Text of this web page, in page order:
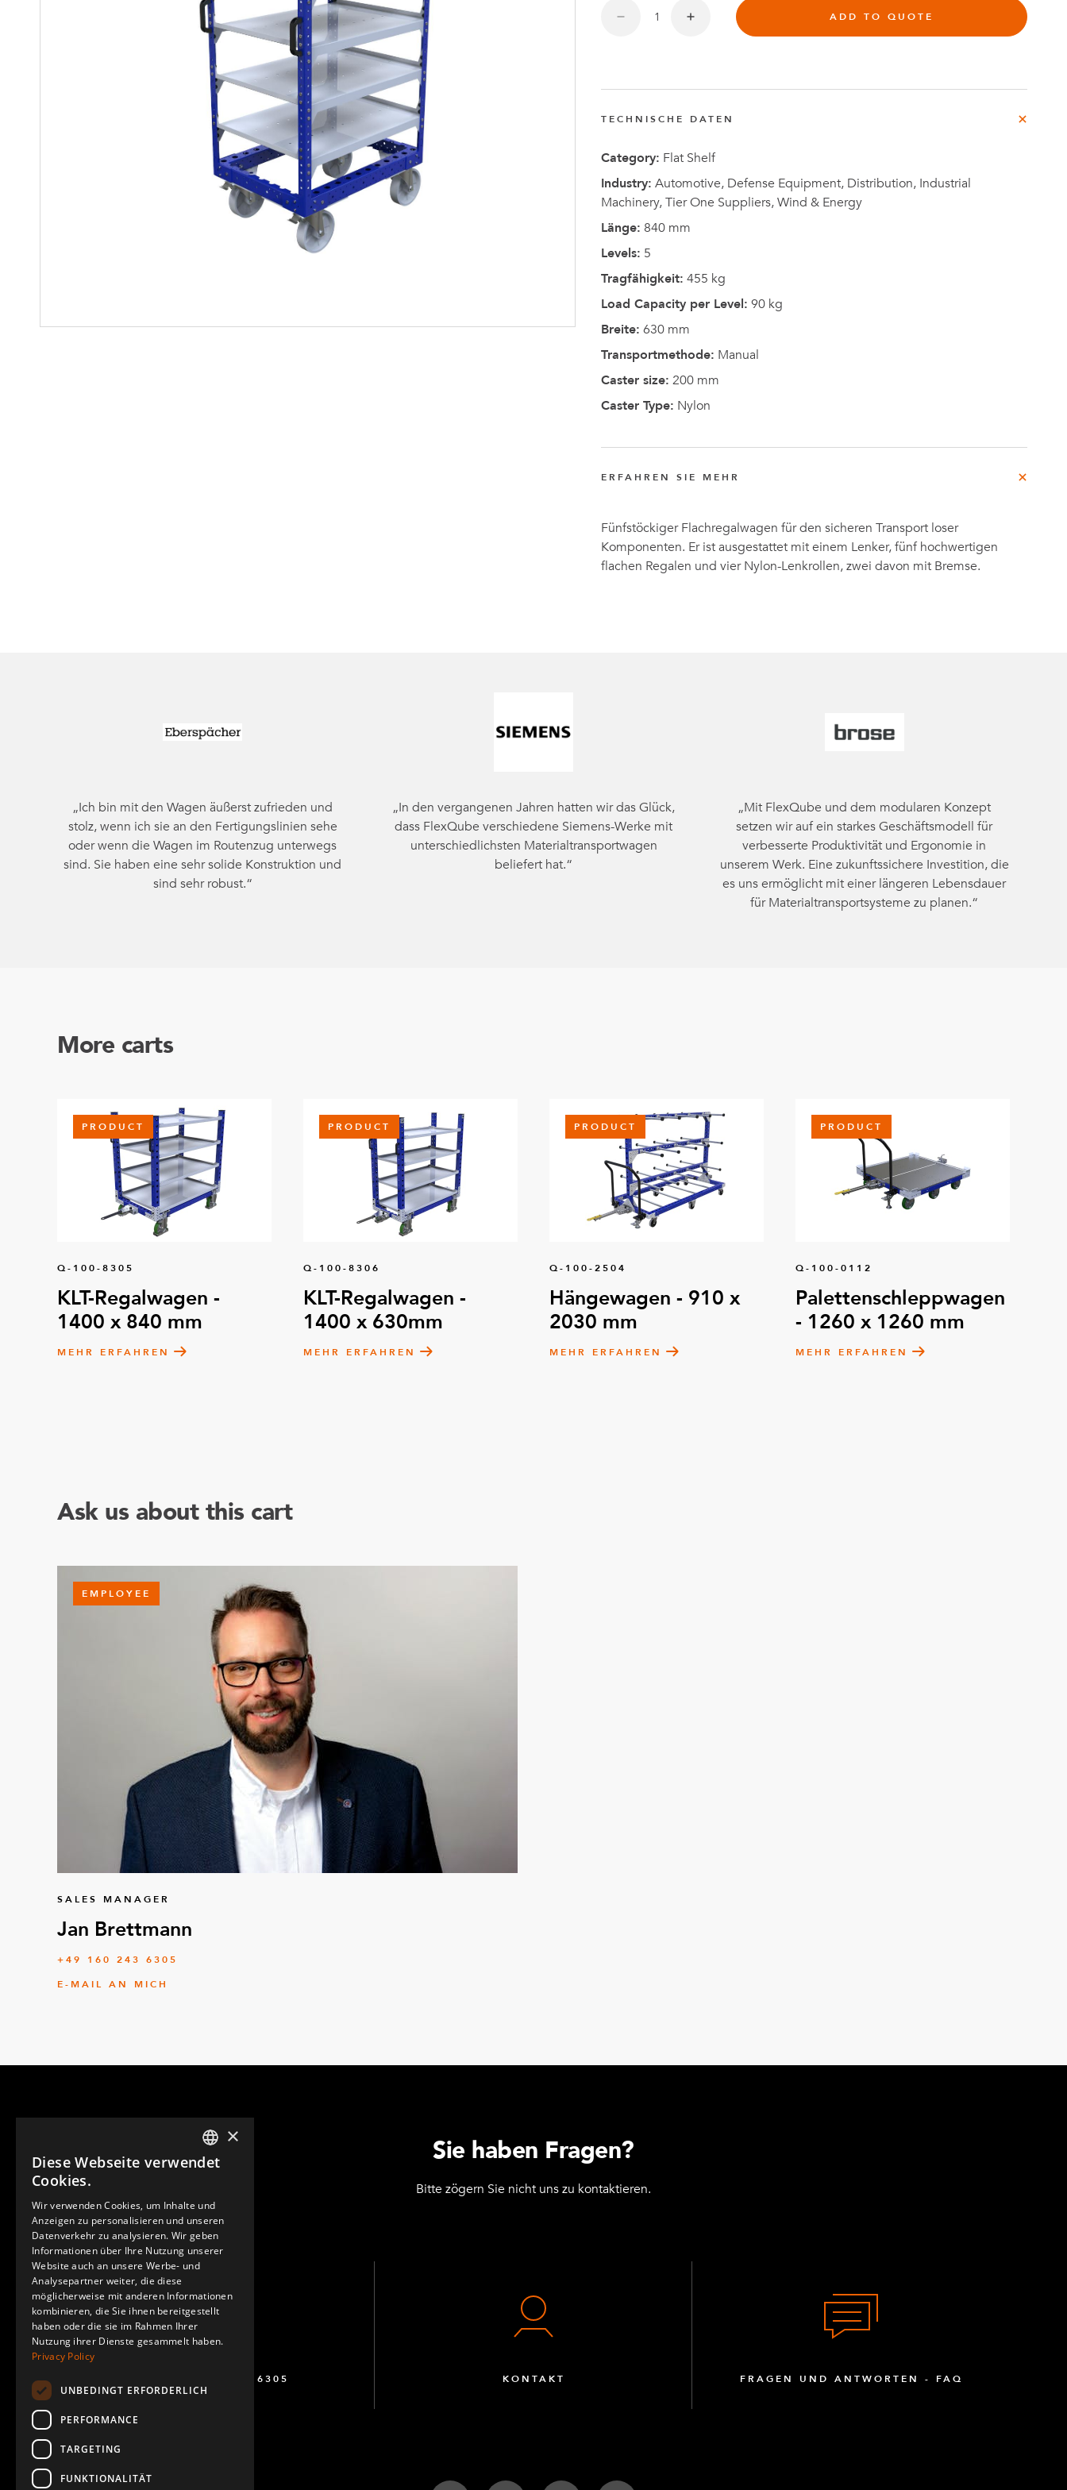
Mutter-Tochter-Lösungen
Bauteile
zum CEO
von
ernannt
ADD TO QUOTE
TECHNISCHE DATEN
Category: Flat Shelf
Industry: Automotive, Defense Equipment, Distribution, Industrial
Machinery, Tier One Suppliers, Wind & Energy
Länge: 840 mm
Levels: 5
Tragfähigkeit: 455 kg
Load Capacity per Level: 90 kg
Breite: 630 mm
Transportmethode: Manual
Caster size: 200 mm
Caster Type: Nylon
ERFAHREN SIE MEHR
Fünfstöckiger Flachregalwagen für den sicheren Transport loser
Komponenten. Er ist ausgestattet mit einem Lenker, fünf hochwertigen
flachen Regalen und vier Nylon-Lenkrollen, zwei davon mit Bremse.
„Ich bin mit den Wagen äußerst zufrieden und
stolz, wenn ich sie an den Fertigungslinien sehe
oder wenn die Wagen im Routenzug unterwegs
sind. Sie haben eine sehr solide Konstruktion und
sind sehr robust.“
„In den vergangenen Jahren hatten wir das Glück,
dass FlexQube verschiedene Siemens-Werke mit
unterschiedlichsten Materialtransportwagen
beliefert hat.“
„Mit FlexQube und dem modularen Konzept
setzen wir auf ein starkes Geschäftsmodell für
verbesserte Produktivität und Ergonomie in
unserem Werk. Eine zukunftssichere Investition, die
es uns ermöglicht mit einer längeren Lebensdauer
für Materialtransportsysteme zu planen.“
More carts
PRODUCT
Q-100-8305
KLT-Regalwagen -
1400 x 840 mm
MEHR ERFAHREN
PRODUCT
Q-100-8306
KLT-Regalwagen -
1400 x 630mm
MEHR ERFAHREN
PRODUCT
Q-100-2504
Hängewagen - 910 x
2030 mm
MEHR ERFAHREN
PRODUCT
Q-100-0112
Palettenschleppwagen
- 1260 x 1260 mm
MEHR ERFAHREN
Ask us about this cart
EMPLOYEE
SALES MANAGER
Jan Brettmann
+49 160 243 6305
E-MAIL AN MICH
Sie haben Fragen?
Bitte zögern Sie nicht uns zu kontaktieren.
+49 (0) 160 243 6305 KONTAKT FRAGEN UND ANTWORTEN - FAQ
ENGLISH
×
Diese Webseite verwendet
Cookies.
Wir verwenden Cookies, um Inhalte und
Anzeigen zu personalisieren und unseren
Datenverkehr zu analysieren. Wir geben
Informationen über Ihre Nutzung unserer
Website auch an unsere Werbe- und
Analysepartner weiter, die diese
möglicherweise mit anderen Informationen
kombinieren, die Sie ihnen bereitgestellt
haben oder die sie im Rahmen Ihrer
Nutzung ihrer Dienste gesammelt haben.
Privacy Policy
UNBEDINGT ERFORDERLICH
PERFORMANCE
TARGETING
FUNKTIONALITÄT